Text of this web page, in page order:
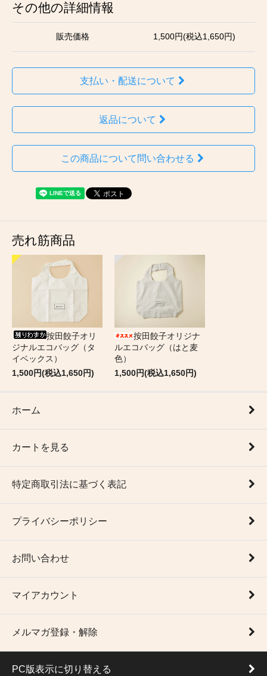
その他の詳細情報
販売価格 1,500円(税込1,650円)
支払い・配送について
返品について
この商品について問い合わせる
売れ筋商品
按田餃子オリ
ジナルエコバッグ（タ
イベックス）
1,500円(税込1,650円)
按田餃子オリジナ
ルエコバッグ（はと麦
色）
1,500円(税込1,650円)
ホーム
カートを見る
特定商取引法に基づく表記
プライバシーポリシー
お問い合わせ
マイアカウント
メルマガ登録・解除
PC版表示に切り替える